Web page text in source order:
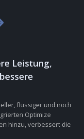
Leistung,
flüssiger und noch
Optimize
hinzu, verbessert die